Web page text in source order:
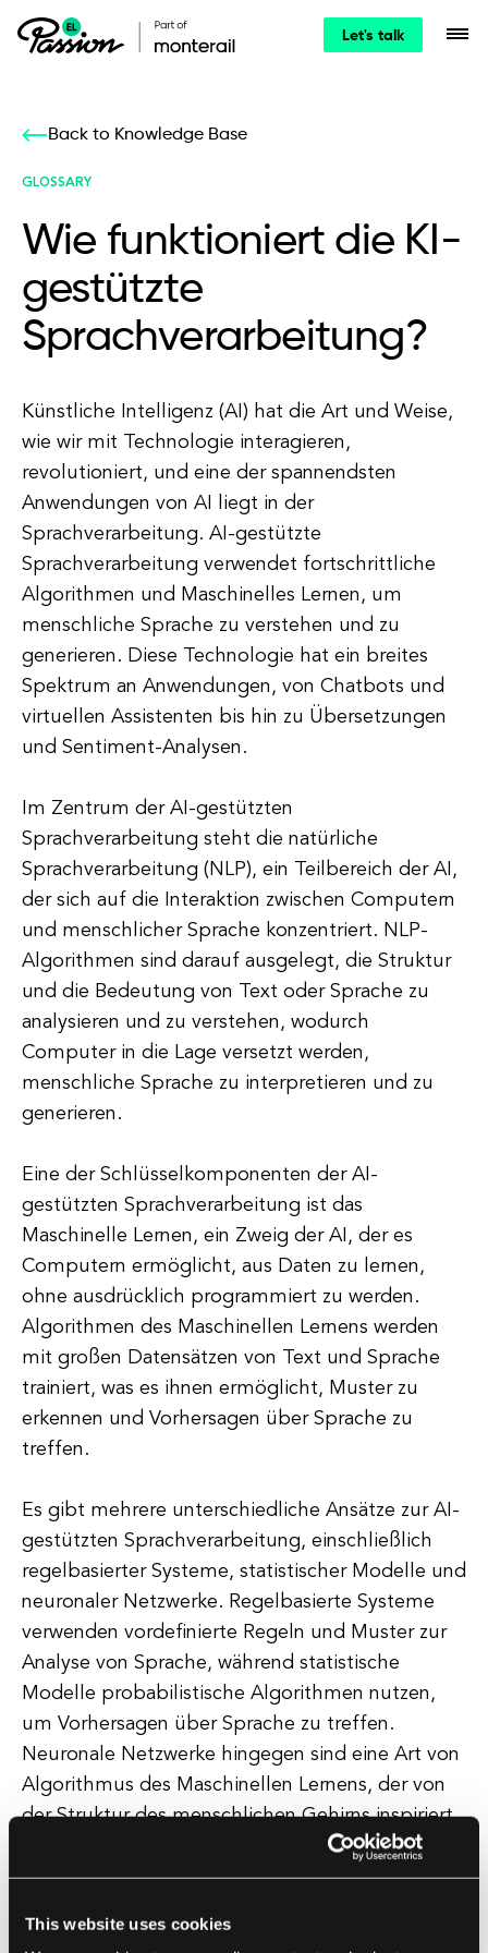
This website uses cookies
Let's talk
Back to Knowledge Base
GLOSSARY
Wie funktioniert die KI-
gestützte
Sprachverarbeitung?
Künstliche Intelligenz (AI) hat die Art und Weise,
wie wir mit Technologie interagieren,
revolutioniert, und eine der spannendsten
Anwendungen von AI liegt in der
Sprachverarbeitung. AI-gestützte
Sprachverarbeitung verwendet fortschrittliche
Algorithmen und Maschinelles Lernen, um
menschliche Sprache zu verstehen und zu
generieren. Diese Technologie hat ein breites
Spektrum an Anwendungen, von Chatbots und
virtuellen Assistenten bis hin zu Übersetzungen
und Sentiment-Analysen.
Im Zentrum der AI-gestützten
Sprachverarbeitung steht die natürliche
Sprachverarbeitung (NLP), ein Teilbereich der AI,
der sich auf die Interaktion zwischen Computern
und menschlicher Sprache konzentriert. NLP-
Algorithmen sind darauf ausgelegt, die Struktur
und die Bedeutung von Text oder Sprache zu
analysieren und zu verstehen, wodurch
Computer in die Lage versetzt werden,
menschliche Sprache zu interpretieren und zu
generieren.
Eine der Schlüsselkomponenten der AI-
gestützten Sprachverarbeitung ist das
Maschinelle Lernen, ein Zweig der AI, der es
Computern ermöglicht, aus Daten zu lernen,
ohne ausdrücklich programmiert zu werden.
Algorithmen des Maschinellen Lernens werden
mit großen Datensätzen von Text und Sprache
trainiert, was es ihnen ermöglicht, Muster zu
erkennen und Vorhersagen über Sprache zu
treffen.
Es gibt mehrere unterschiedliche Ansätze zur AI-
gestützten Sprachverarbeitung, einschließlich
regelbasierter Systeme, statistischer Modelle und
neuronaler Netzwerke. Regelbasierte Systeme
verwenden vordefinierte Regeln und Muster zur
Analyse von Sprache, während statistische
Modelle probabilistische Algorithmen nutzen,
um Vorhersagen über Sprache zu treffen.
Neuronale Netzwerke hingegen sind eine Art von
Algorithmus des Maschinellen Lernens, der von
der Struktur des menschlichen Gehirns inspiriert
ist. Sie eignen sich besonders gut für Aufgaben
wie die Sprachverarbeitung, da sie komplexe